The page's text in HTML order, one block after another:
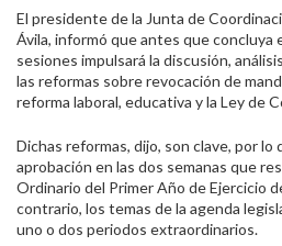
El presidente de la Junta de
Ávila, informó que antes que concluya
sesiones impulsará la discusión,
las reformas sobre revocación de
reforma laboral, educativa y la Ley de
Dichas reformas, dijo, son clave, por lo
aprobación en las dos semanas que
Ordinario del Primer Año de Ejercicio
contrario, los temas de la agenda
uno o dos periodos extraordinarios.